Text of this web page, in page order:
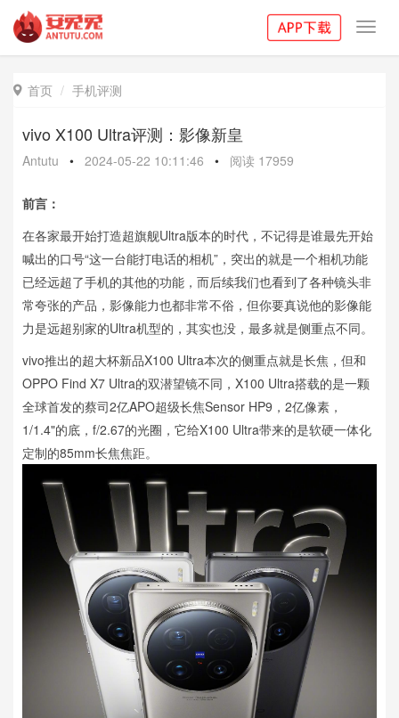
 首页 手机评测
vivo X100 Ultra评测：影像新皇
Antutu • 2024-05-22 10:11:46 • 阅读 17959
前言：
在各家最开始打造超旗舰Ultra版本的时代，不记得是谁最先开始
喊出的口号“这一台能打电话的相机”，突出的就是一个相机功能
已经远超了手机的其他的功能，而后续我们也看到了各种镜头非
常夸张的产品，影像能力也都非常不俗，但你要真说他的影像能
力是远超别家的Ultra机型的，其实也没，最多就是侧重点不同。
vivo推出的超大杯新品X100 Ultra本次的侧重点就是长焦，但和
OPPO Find X7 Ultra的双潜望镜不同，X100 Ultra搭载的是一颗
全球首发的蔡司2亿APO超级长焦Sensor HP9，2亿像素，
1/1.4"的底，f/2.67的光圈，它给X100 Ultra带来的是软硬一体化
定制的85mm长焦焦距。